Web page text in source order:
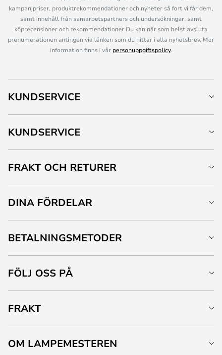
kampanjpriser, produktrekommendationer och nyheter så fort vi får dem,
samt innehåll från samarbetspartners och undersökningar, samt
köprecensioner och rekommendationer Du kan när som helst avsluta
prenumerationen antingen via länken som du hittar i alla nyhetsbrev. Mer
information finns i vår personuppgiftspolicy.
KUNDSERVICE
KUNDSERVICE
FRAKT OCH RETURER
DINA FÖRDELAR
BETALNINGSMETODER
FÖLJ OSS PÅ
FRAKT
OM LAMPEMESTEREN